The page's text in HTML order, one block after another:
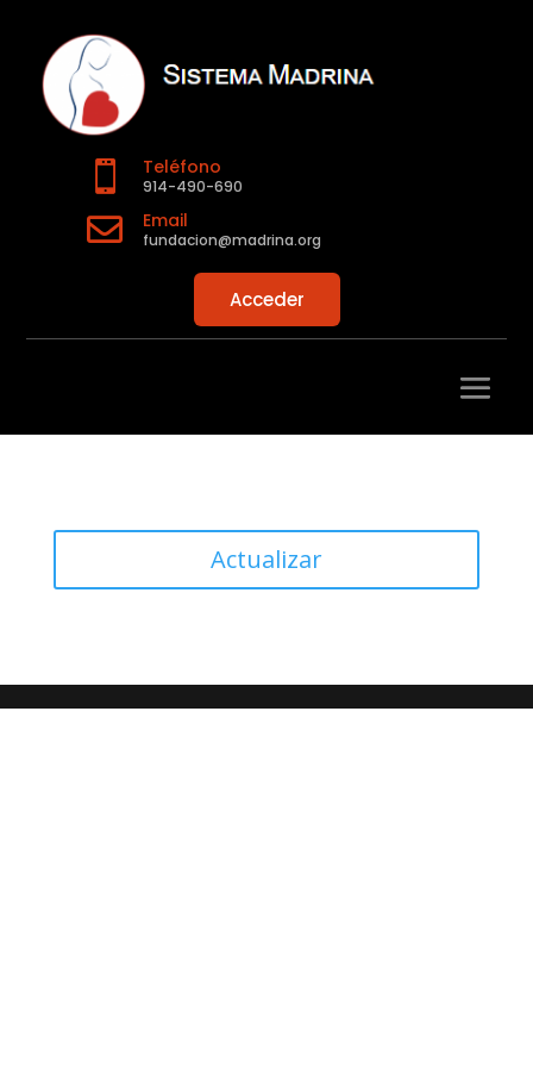
 Teléfono
914-490-690
 Email
fundacion@madrina.org
Acceder
Actualizar